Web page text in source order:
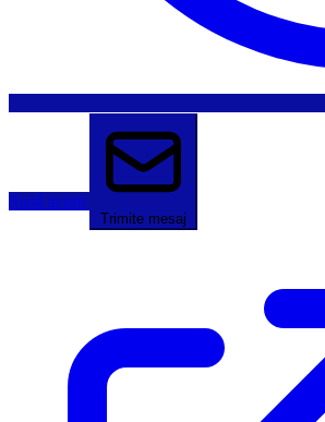
Sună acum
Trimite mesaj